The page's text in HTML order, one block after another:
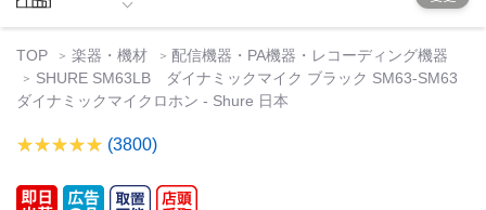
TOP 楽器・機材
配信機器・PA機器・レコーディング機器
SHURE SM63LB ダイナミックマイク ブラック SM63-SM63
ダイナミックマイクロホン - Shure 日本
(3800)